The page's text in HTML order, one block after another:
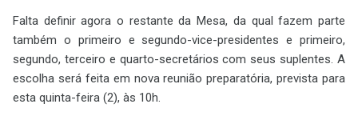
Falta definir agora o restante da Mesa, da qual fazem parte
também o primeiro e segundo-vice-presidentes e primeiro,
segundo, terceiro e quarto-secretários com seus suplentes. A
escolha será feita em nova reunião preparatória, prevista para
esta quinta-feira (2), às 10h.